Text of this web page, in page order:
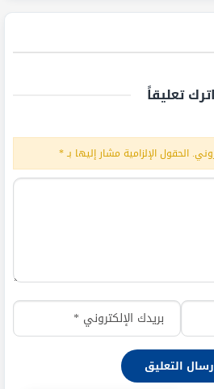
اترك تعليقاً
الحقول الإلزامية مشار إليها بـ*